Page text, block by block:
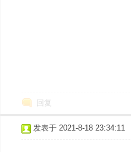
回复
发表于 2021-8-18 23:34:11